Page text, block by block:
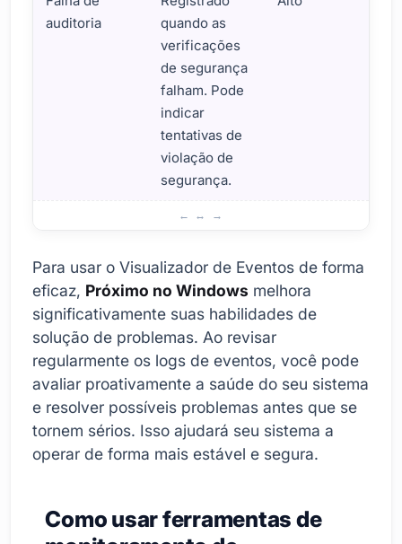
auditoria
quando as
verificações
de segurança
falham. Pode
indicar
tentativas de
violação de
segurança.
Para usar o Visualizador de Eventos de forma
eficaz, Próximo no Windows melhora
significativamente suas habilidades de
solução de problemas. Ao revisar
regularmente os logs de eventos, você pode
avaliar proativamente a saúde do seu sistema
e resolver possíveis problemas antes que se
tornem sérios. Isso ajudará seu sistema a
operar de forma mais estável e segura.
Como usar ferramentas de